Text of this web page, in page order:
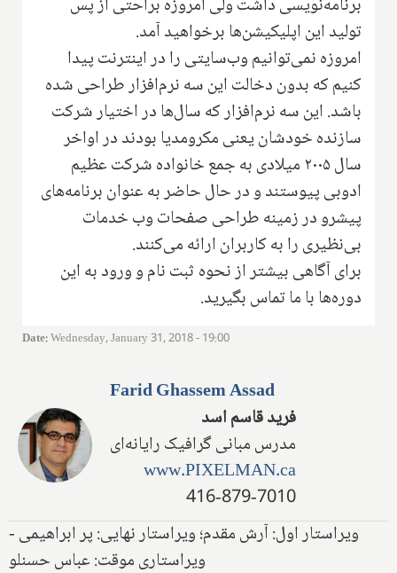
برنامه‌نویسی داشت ولی امروزه براحتی از پس
تولید این اپلیکیشن‌ها برخواهید آمد.
امروزه نمی‌توانیم وب‌سایتی را در اینترنت پیدا
کنیم که بدون دخالت این سه نرم‌افزار طراحی شده
باشد. این سه ‌نرم‌افزار که سال‌ها در اختیار شرکت
سازنده خودشان یعنی مکرو‌مدیا بودند در اواخر
سال ۲۰۰۵ میلادی به جمع خانواده شرکت عظیم
ادوبی پیوستند و در حال حاضر به عنوان برنامه‌های
پیشرو در زمینه طراحی صفحات وب خدمات
بی‌نظیری را به کاربران ارائه می‌کنند.
برای آگاهی بیشتر از نحوه ثبت نام و ورود به این
دوره‌ها با ما تماس بگیرید.
Date:Wednesday, January 31, 2018 - 19:00
Farid Ghassem Assad
فرید قاسم اسد
مدرس مبانی گرافیک رایانه‌ای
www.PIXELMAN.ca
416-879-7010
ویراستار اول: آرش مقدم؛ ویراستار نهایی: پر ابراهیمی -
ویراستاری موقت: عباس حسنلو